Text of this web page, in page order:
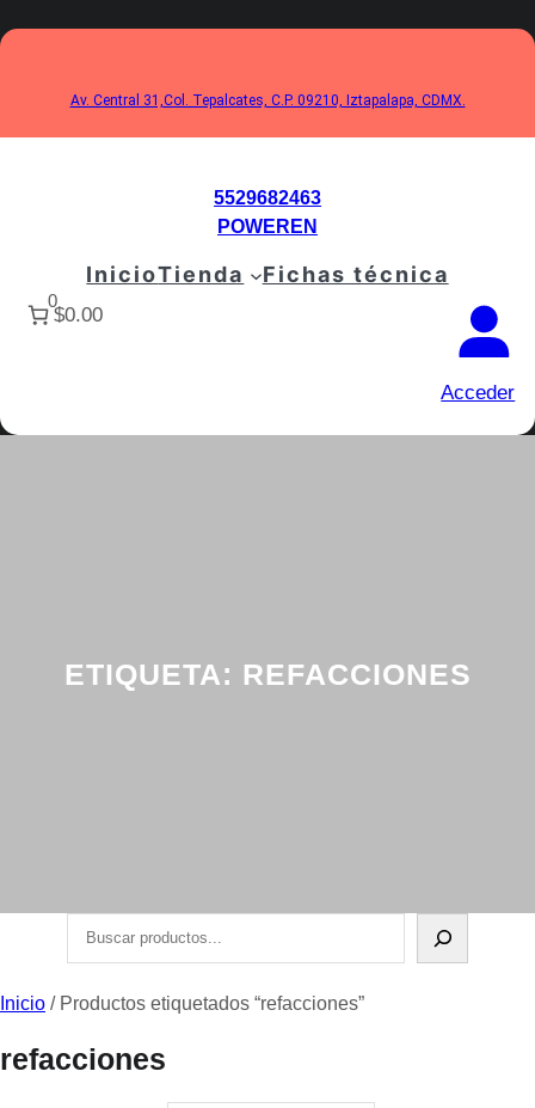
al
Av. Central 31,Col. Tepalcates, C.P. 09210, Iztapalapa, CDMX.
5529682463
POWEREN
InicioTienda Fichas técnica
0
$0.00
Acceder
ETIQUETA: REFACCIONES
Inicio / Productos etiquetados “refacciones”
refacciones